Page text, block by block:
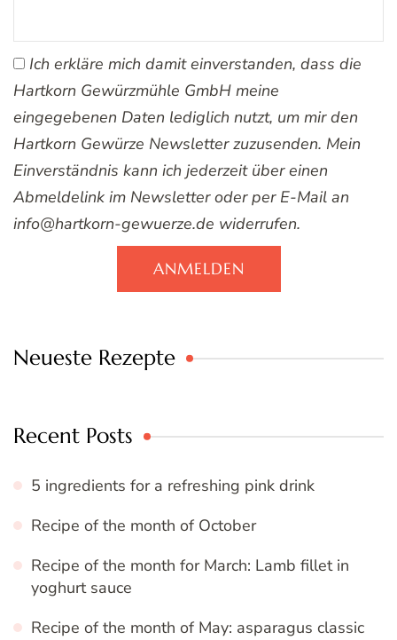
Ich erkläre mich damit einverstanden, dass die
Hartkorn Gewürzmühle GmbH meine
eingegebenen Daten lediglich nutzt, um mir den
Hartkorn Gewürze Newsletter zuzusenden. Mein
Einverständnis kann ich jederzeit über einen
Abmeldelink im Newsletter oder per E-Mail an
info@hartkorn-gewuerze.de widerrufen.
ANMELDEN
Neueste Rezepte
Recent Posts
5 ingredients for a refreshing pink drink
Recipe of the month of October
Recipe of the month for March: Lamb fillet in
yoghurt sauce
Recipe of the month of May: asparagus classic